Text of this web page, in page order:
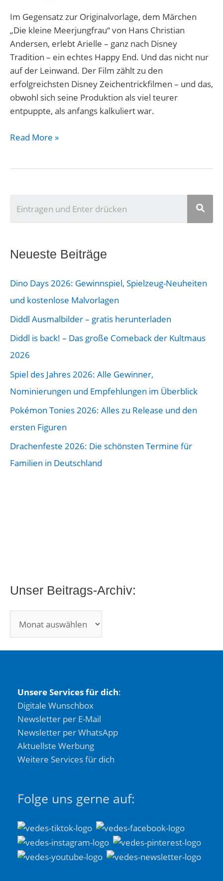
Im Gegensatz zur Originalvorlage, dem Märchen
„Die kleine Meerjungfrau“ von Hans Christian
Andersen, erlebt Arielle – ganz nach Disney
Tradition – ein echtes Happy End. Und das nicht nur
auf der Leinwand. Der Film zählt zu den
erfolgreichsten Disney Zeichentrickfilmen – und das,
obwohl sich seine Produktion als viel teurer
entpuppte, als anfangs kalkuliert war.
Read More »
Neueste Beiträge
Dino Days 2026: Gewinnspiel, Spielzeug-Neuheiten
und kostenlose Malvorlagen
Diddl Ausmalbilder – gratis herunterladen
Diddl is back! – Das große Comeback der Kultmaus
2026
Spiel des Jahres 2026: Alle Gewinner,
Nominierungen und Empfehlungen im Überblick
Pokémon Tonies 2026: Alles zu Release und den
ersten Figuren
Drachenfeste 2026: Die schönsten Termine für
Familien in Deutschland
Unser Beitrags-Archiv:
e
B
e
i
t
r
a
g
s
Unsere Services für dich:
Digitale Wunschbox
Newsletter per E-Mail
Newsletter per WhatsApp
Aktuellste Werbung
Weitere Services für dich
Folge uns gerne auf: